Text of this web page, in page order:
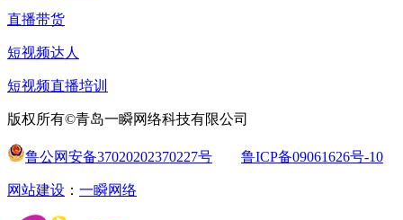
直播带货
短视频达人
短视频直播培训
版权所有©青岛一瞬网络科技有限公司
鲁公网安备37020202370227号 鲁ICP备09061626号-10
网站建设 ： 一瞬网络